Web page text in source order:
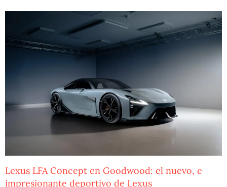
Lexus LFA Concept en Goodwood: el nuevo, e
impresionante deportivo de Lexus